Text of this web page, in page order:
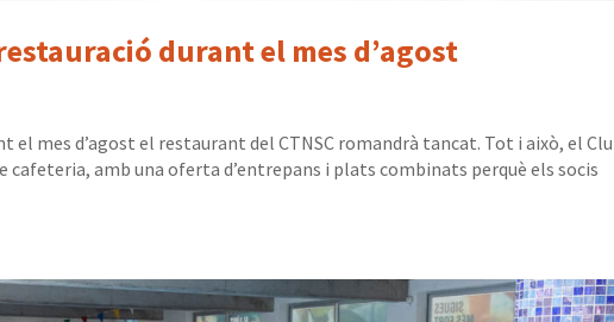
durant el mes d’agost
el mes d’agost el restaurant del CTNSC romandrà tancat. Tot i això, el
amb una oferta d’entrepans i plats combinats perquè els socis